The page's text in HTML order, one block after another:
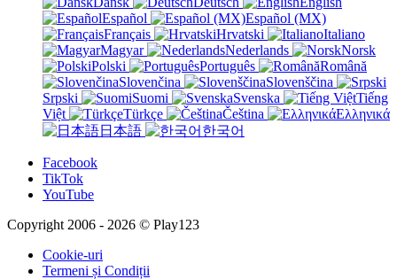
Español
Español (MX)
Français
Hrvatski
Italiano
Magyar
Nederlands
Norsk
Polski
Português
Română
Slovenčina
Slovenščina
Srpski
Suomi Svenska
Tiếng
Việt
Türkçe Čeština
Ελληνικά
日本語
한국어
Facebook
TikTok
YouTube
Copyright 2006 - 2026 © Play123
Cookie-uri
Termeni și Condiții